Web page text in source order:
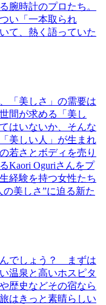
腕時計のプロたち。
い「一本取られ
て、熱く語っていた
「美しさ」の需要は
間が求める「美し
はいないか、そんな
美しい人」が生まれ
若さとボディを売り
Kaori Oguriさんをプ
経験を持つ女性たち
美しさ”に迫る新た
でしょう？ まずは
温泉と高いホスピタ
歴史などその宿なら
はきっと素晴らしい